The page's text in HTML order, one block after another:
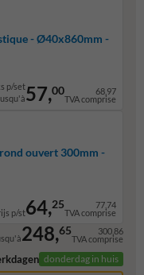
- Ø40x860mm -
p/set57,00 68,97
TVA comprise
ouvert 300mm -
p/st64,25 77,74
TVA comprise
248,65 300,86
TVA comprise
donderdag in huis